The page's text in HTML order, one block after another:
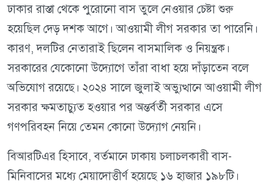
ঢাকার রাস্তা থেকে পুরোনো বাস তুলে নেওয়ার চেষ্টা শুরু
হয়েছিল দেড় দশক আগে। আওয়ামী লীগ সরকার তা পারেনি।
কারণ, দলটির নেতারাই ছিলেন বাসমালিক ও নিয়ন্ত্রক।
সরকারের যেকোনো উদ্যোগে তাঁরা বাধা হয়ে দাঁড়াতেন বলে
অভিযোগ রয়েছে। ২০২৪ সালে জুলাই অভ্যুত্থানে আওয়ামী লীগ
সরকার ক্ষমতাচ্যুত হওয়ার পর অন্তর্বর্তী সরকার এসে
গণপরিবহন নিয়ে তেমন কোনো উদ্যোগ নেয়নি।
বিআরটিএর হিসাবে, বর্তমানে ঢাকায় চলাচলকারী বাস-
মিনিবাসের মধ্যে মেয়াদোত্তীর্ণ হয়েছে ১৬ হাজার ১৯৮টি।